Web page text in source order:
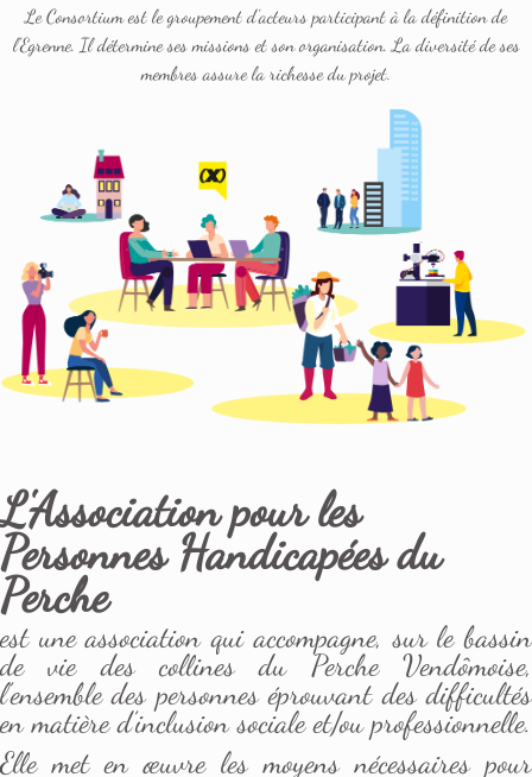
Le Consortium est le groupement d’acteurs participant à la définition de
l'Egrenne. Il détermine ses missions et son organisation. La diversité de ses
membres assure la richesse du projet.
L'Association pour les
Personnes Handicapées du
Perche
est une association qui accompagne, sur le bassin
de vie des collines du Perche Vendômoise,
l’ensemble des personnes éprouvant des difficultés
en matière d’inclusion sociale et/ou professionnelle.
Elle met en œuvre les moyens nécessaires pour